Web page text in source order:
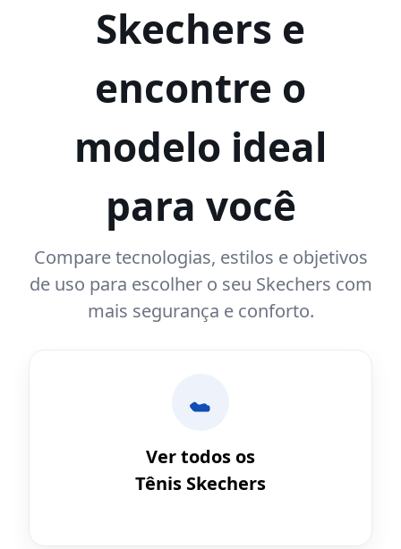
Skechers e
encontre o
modelo ideal
para você
Compare tecnologias, estilos e objetivos
de uso para escolher o seu Skechers com
mais segurança e conforto.
Ver todos os
Tênis Skechers